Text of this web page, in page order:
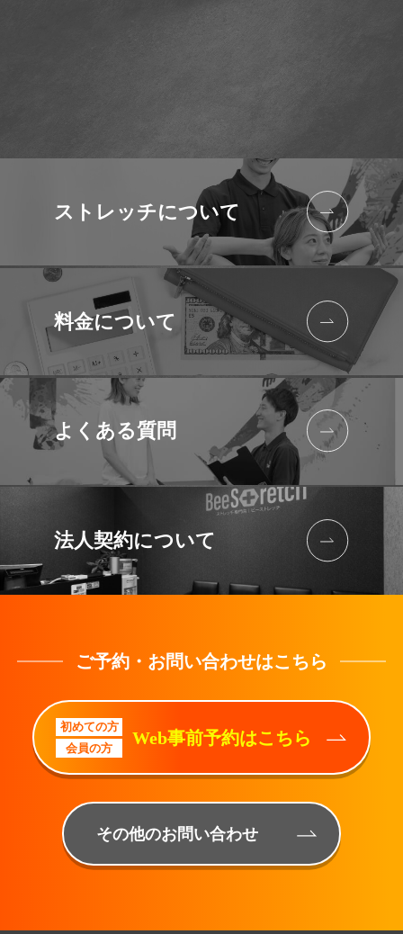
ストレッチについて
料金について
よくある質問
法人契約について
ご予約・お問い合わせはこちら
初めての方
会員の方
Web事前予約はこちら
その他のお問い合わせ